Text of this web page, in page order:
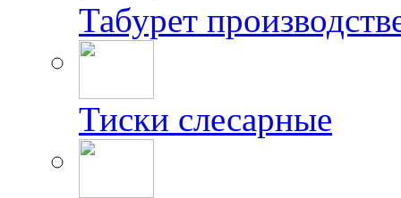
Табурет
Тиски слесарные